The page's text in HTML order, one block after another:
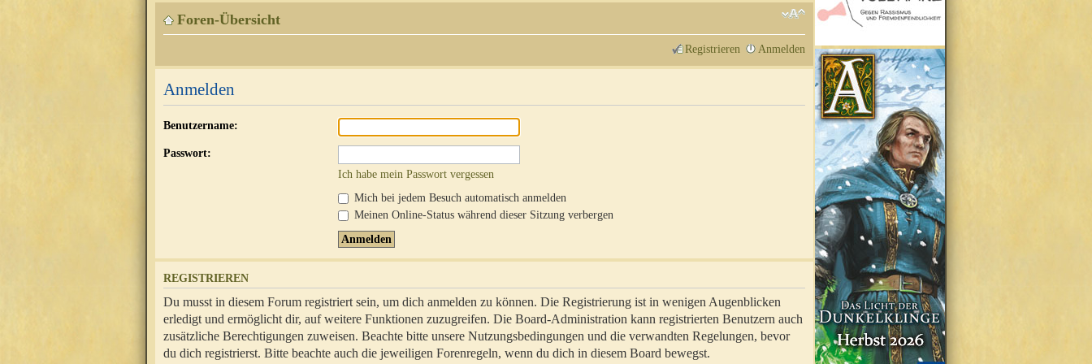
Foren-Übersicht
Registrieren Anmelden
Anmelden
Benutzername:
Passwort:
Ich habe mein Passwort vergessen
Mich bei jedem Besuch automatisch anmelden
Meinen Online-Status während dieser Sitzung verbergen
REGISTRIEREN
Du musst in diesem Forum registriert sein, um dich anmelden zu können. Die Registrierung ist in wenigen Augenblicken
erledigt und ermöglicht dir, auf weitere Funktionen zuzugreifen. Die Board-Administration kann registrierten Benutzern auch
zusätzliche Berechtigungen zuweisen. Beachte bitte unsere Nutzungsbedingungen und die verwandten Regelungen, bevor
du dich registrierst. Bitte beachte auch die jeweiligen Forenregeln, wenn du dich in diesem Board bewegst.